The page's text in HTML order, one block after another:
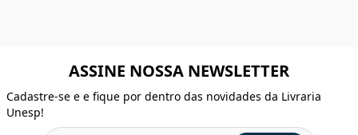
ASSINE NOSSA NEWSLETTER
Cadastre-se e e fique por dentro das novidades da Livraria
Unesp!